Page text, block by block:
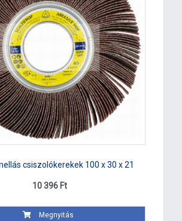
csiszolókerekek 100 x 30 x 21
10 396 Ft
Megnyitás